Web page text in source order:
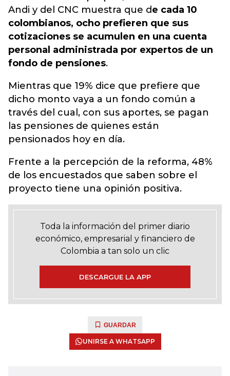
Andi y del CNC muestra que de cada 10
colombianos, ocho prefieren que sus
cotizaciones se acumulen en una cuenta
personal administrada por expertos de un
fondo de pensiones.
Mientras que 19% dice que prefiere que
dicho monto vaya a un fondo común a
través del cual, con sus aportes, se pagan
las pensiones de quienes están
pensionados hoy en día.
Frente a la percepción de la reforma, 48%
de los encuestados que saben sobre el
proyecto tiene una opinión positiva.
Toda la información del primer diario
económico, empresarial y financiero de
Colombia a tan solo un clic
DESCARGUE LA APP
GUARDAR
UNIRSE A WHATSAPP